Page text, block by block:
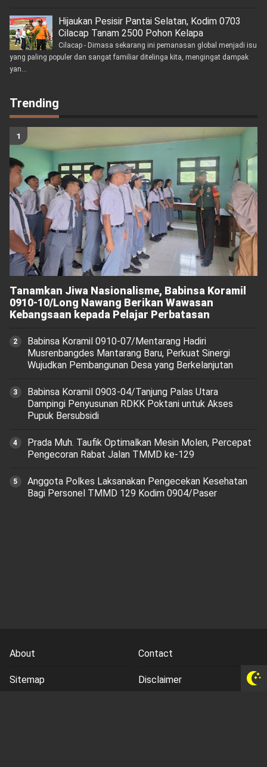
Hijaukan Pesisir Pantai Selatan, Kodim 0703
Cilacap Tanam 2500 Pohon Kelapa
Cilacap - Dimasa sekarang ini pemanasan global menjadi isu
yang paling populer dan sangat familiar ditelinga kita, mengingat dampak
yan...
Trending
Tanamkan Jiwa Nasionalisme, Babinsa Koramil
0910-10/Long Nawang Berikan Wawasan
Kebangsaan kepada Pelajar Perbatasan
Babinsa Koramil 0910-07/Mentarang Hadiri
Musrenbangdes Mantarang Baru, Perkuat Sinergi
Wujudkan Pembangunan Desa yang Berkelanjutan
‎Babinsa Koramil 0903-04/Tanjung Palas Utara
Dampingi Penyusunan RDKK Poktani untuk Akses
Pupuk Bersubsidi
Prada Muh. Taufik Optimalkan Mesin Molen, Percepat
Pengecoran Rabat Jalan TMMD ke-129
Anggota Polkes Laksanakan Pengecekan Kesehatan
Bagi Personel TMMD 129 Kodim 0904/Paser
About Contact
Sitemap Disclaimer